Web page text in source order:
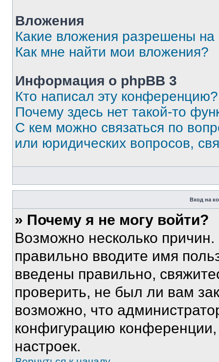
Вложения
Какие вложения разрешены
Как мне найти мои вложения?
Информация о phpBB 3
Кто написал эту конференцию?
Почему здесь нет такой-то
С кем можно связаться по
или юридических вопросов,
Вход на
» Почему я не могу войти?
Возможно несколько
правильно вводите имя
введены правильно,
проверить, не был ли вам
возможно, что
конфигурацию
настроек.